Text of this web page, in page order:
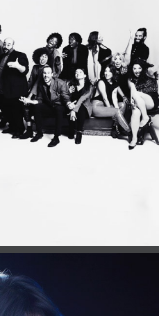
Factory